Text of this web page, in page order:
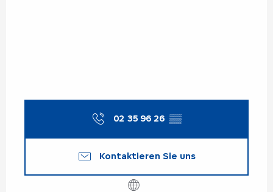
02 35 96 26 ▒▒
Kontaktieren Sie uns